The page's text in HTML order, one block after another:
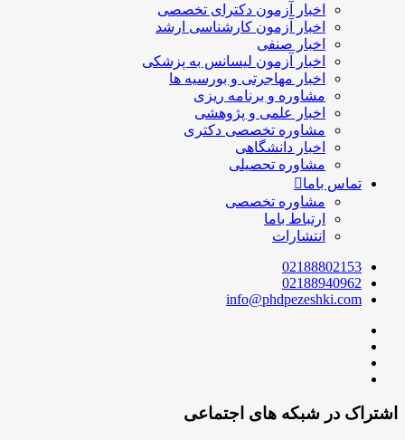
اخبار آزمون دکترای تخصصی
اخبار آزمون کارشناسی ارشد
اخبار صنفی
اخبار آزمون لیسانس به پزشکی
اخبار مهاجرتی و بورسیه ها
مشاوره و برنامه ریزی
اخبار علمی و پژوهشی
مشاوره تخصصی دکتری
اخبار دانشگاهی
مشاوره تحصیلی
تماس باما
مشاوره تخصصی
ارتباط باما
انتشارات
02188802153
02188940962
info@phdpezeshki.com
اشتراک در شبکه های اجتماعی